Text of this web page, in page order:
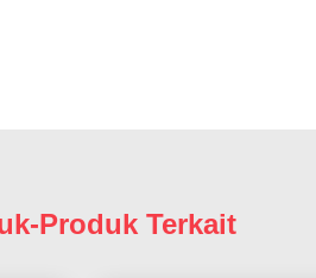
Produk Terkait